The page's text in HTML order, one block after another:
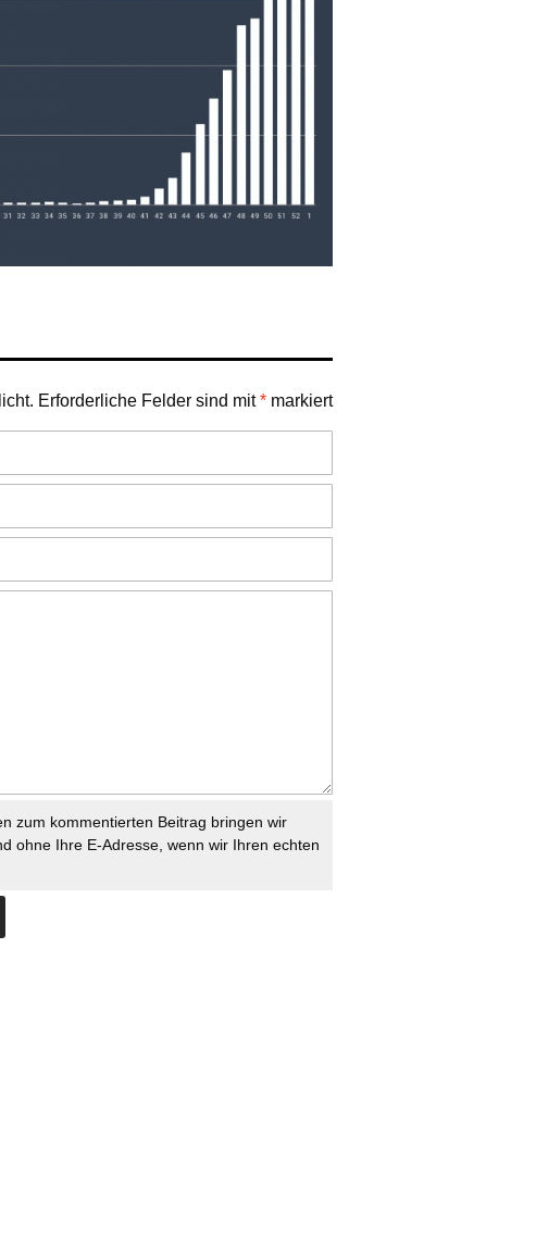
Erforderliche Felder sind mit* markiert
zum kommentierten Beitrag bringen wir
ohne Ihre E-Adresse, wenn wir Ihren echten